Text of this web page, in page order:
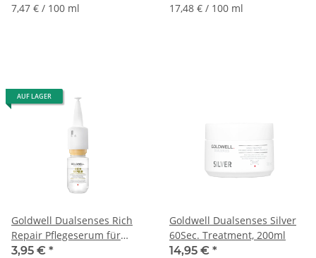
7,47 € / 100 ml
17,48 € / 100 ml
AUF LAGER
Goldwell Dualsenses Rich
Repair Pflegeserum für
geschädigtes Haar 18ml
3,95 € *
Goldwell Dualsenses Silver
60Sec. Treatment, 200ml
14,95 € *